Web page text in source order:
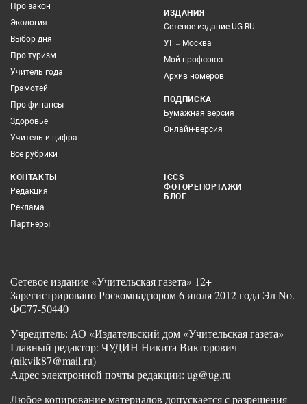
Про закон
Экология
Выбор дня
Про туризм
Учитель года
Грамотей
Про финансы
Здоровье
Учитель и цифра
Все рубрики
ИЗДАНИЯ
Сетевое издание UG.RU
УГ – Москва
Мой профсоюз
Архив номеров
ПОДПИСКА
Бумажная версия
Онлайн-версия
КОНТАКТЫ
Редакция
Реклама
Партнеры
ICCS
ФОТОРЕПОРТАЖИ
БЛОГ
Сетевое издание «Учительская газета» 12+
Зарегистрировано Роскомнадзором 6 июля 2012 года Эл No.
ФС77-50440
Учредитель: АО «Издательский дом «Учительская газета»
Главный редактор: ЧУДИН Никита Викторович
(nikvik87@mail.ru)
Адрес электронной почты редакции: ug@ug.ru
Любое копирование материалов допускается с разрешения